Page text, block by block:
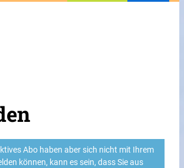
Abo haben aber sich nicht mit Ihrem
können, kann es sein, dass Sie aus